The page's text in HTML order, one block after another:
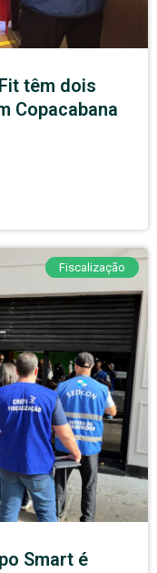
têm dois
Copacabana
Fiscalização
Smart é